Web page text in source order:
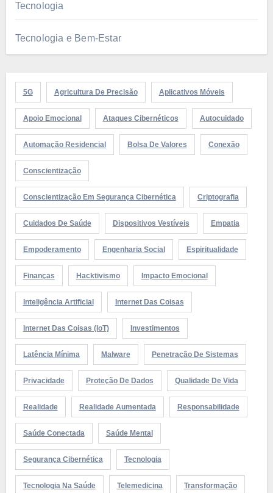
Tecnologia
Tecnologia e Bem-Estar
5G Agricultura De Precisão Aplicativos Móveis
Apoio Emocional Ataques Cibernéticos Autocuidado
Automação Residencial Bolsa De Valores Conexão
Conscientização
Conscientização Em Segurança Cibernética Criptografia
Cuidados De Saúde Dispositivos Vestíveis Empatia
Empoderamento Engenharia Social Espiritualidade
Finanças Hacktivismo Impacto Emocional
Inteligência Artificial Internet Das Coisas
Internet Das Coisas (IoT) Investimentos
Latência Mínima Malware Penetração De Sistemas
Privacidade Proteção De Dados Qualidade De Vida
Realidade Realidade Aumentada Responsabilidade
Saúde Conectada Saúde Mental
Segurança Cibernética Tecnologia
Tecnologia Na Saúde Telemedicina Transformação